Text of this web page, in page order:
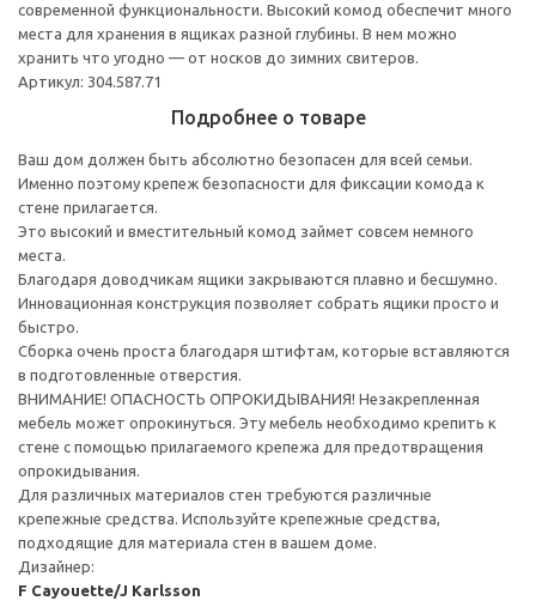
современной функциональности. Высокий комод обеспечит много
места для хранения в ящиках разной глубины. В нем можно
хранить что угодно — от носков до зимних свитеров.
Артикул: 304.587.71
Подробнее о товаре
Ваш дом должен быть абсолютно безопасен для всей семьи.
Именно поэтому крепеж безопасности для фиксации комода к
стене прилагается.
Это высокий и вместительный комод займет совсем немного
места.
Благодаря доводчикам ящики закрываются плавно и бесшумно.
Инновационная конструкция позволяет собрать ящики просто и
быстро.
Сборка очень проста благодаря штифтам, которые вставляются
в подготовленные отверстия.
ВНИМАНИЕ! ОПАСНОСТЬ ОПРОКИДЫВАНИЯ! Незакрепленная
мебель может опрокинуться. Эту мебель необходимо крепить к
стене с помощью прилагаемого крепежа для предотвращения
опрокидывания.
Для различных материалов стен требуются различные
крепежные средства. Используйте крепежные средства,
подходящие для материала стен в вашем доме.
Дизайнер:
F Cayouette/J Karlsson